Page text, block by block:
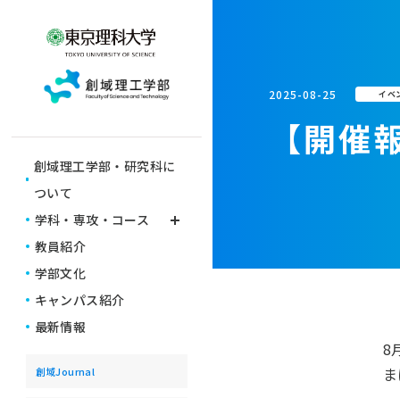
創域理工学部・研究科に
ついて
学科・専攻・コース
学びの仕組み
学科・専攻
6年一貫教育コース
横断型コース
教員紹介
学部文化
キャンパス紹介
最新情報
創域Journal
2025-08-25 イベ
【開
8